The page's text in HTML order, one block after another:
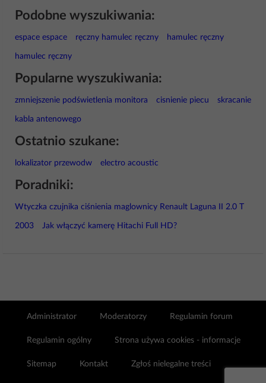
Podobne wyszukiwania:
espace espace ręczny hamulec ręczny hamulec ręczny
hamulec ręczny
Popularne wyszukiwania:
zmniejszenie podświetlenia monitora cisnienie piecu skracanie
kabla antenowego
Ostatnio szukane:
lokalizator przewodw electro acoustic
Poradniki:
Wtyczka czujnika ciśnienia maglownicy Renault Laguna II 2.0 T
2003 Jak włączyć kamerę Hitachi Full HD?
Administrator Moderatorzy Regulamin forum
Regulamin ogólny Strona używa cookies - informacje
Sitemap Kontakt Zgłoś nielegalne treści